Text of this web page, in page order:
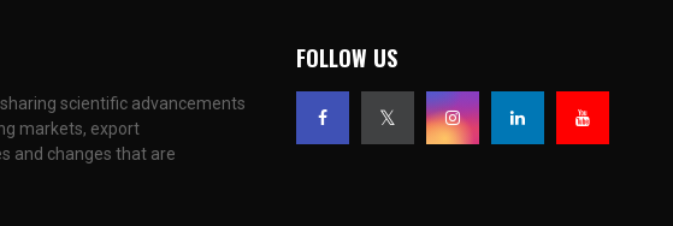
scientific advancements
markets, export
and changes that are
FOLLOW US